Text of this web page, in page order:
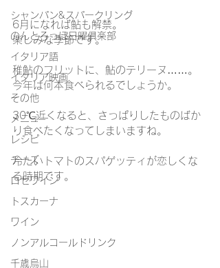
シャンパン&スパークリング
のんとろっぽ日曜俱楽部
イタリア語
イタリア映画
その他
メニュー
レシピ
チーズ
ロゼワイン
トスカーナ
ワイン
ノンアルコールドリンク
千歳烏山
6月になれば鮎も解禁。
楽しみな季節です。
稚鮎のフリットに、鮎のテリーヌ……。
今年は何本食べられるでしょうか。
30℃近くなると、さっぱりしたものばか
り食べたくなってしまいますね。
冷たいトマトのスパゲッティが恋しくな
る時期です。